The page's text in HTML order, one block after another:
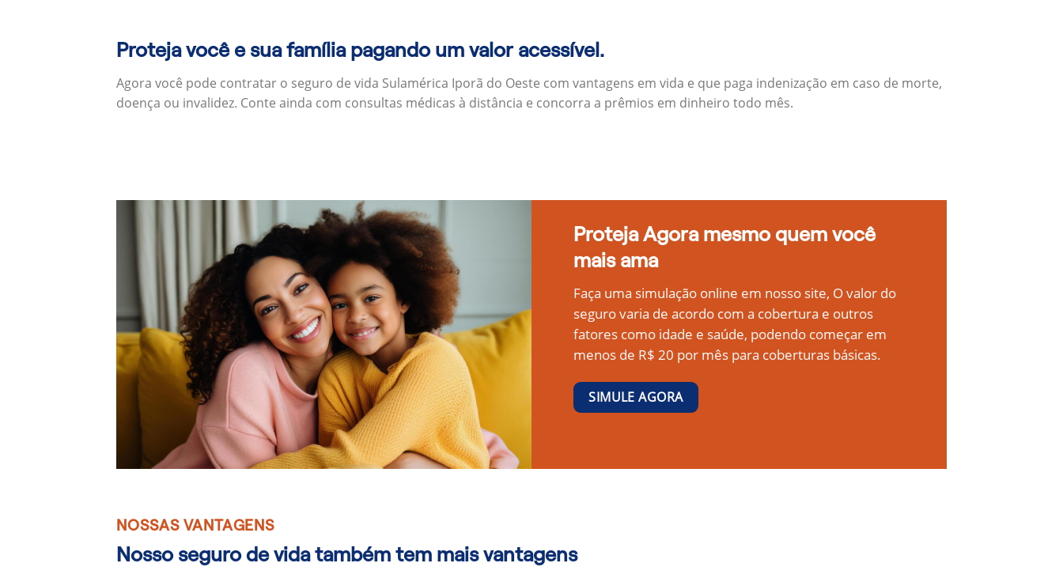
Proteja você e sua família pagando um valor acessível.
Agora você pode contratar o seguro de vida Sulamérica Iporã do Oeste com vantagens em vida e que paga indenização em caso de morte,
doença ou invalidez. Conte ainda com consultas médicas à distância e concorra a prêmios em dinheiro todo mês.
Proteja Agora mesmo quem você
mais ama
Faça uma simulação online em nosso site, O valor do
seguro varia de acordo com a cobertura e outros
fatores como idade e saúde, podendo começar em
menos de R$ 20 por mês para coberturas básicas.
SIMULE AGORA
NOSSAS VANTAGENS
Nosso seguro de vida também tem mais vantagens